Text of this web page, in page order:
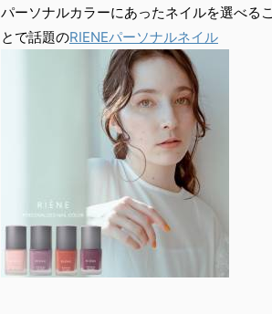
パーソナルカラーにあったネイルを選べるこ
とで話題のRIENEパーソナルネイル